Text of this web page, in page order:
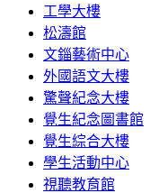
工學大樓
松濤館
文錙藝術中心
外國語文大樓
驚聲紀念大樓
覺生紀念圖書館
覺生綜合大樓
學生活動中心
視聽教育館